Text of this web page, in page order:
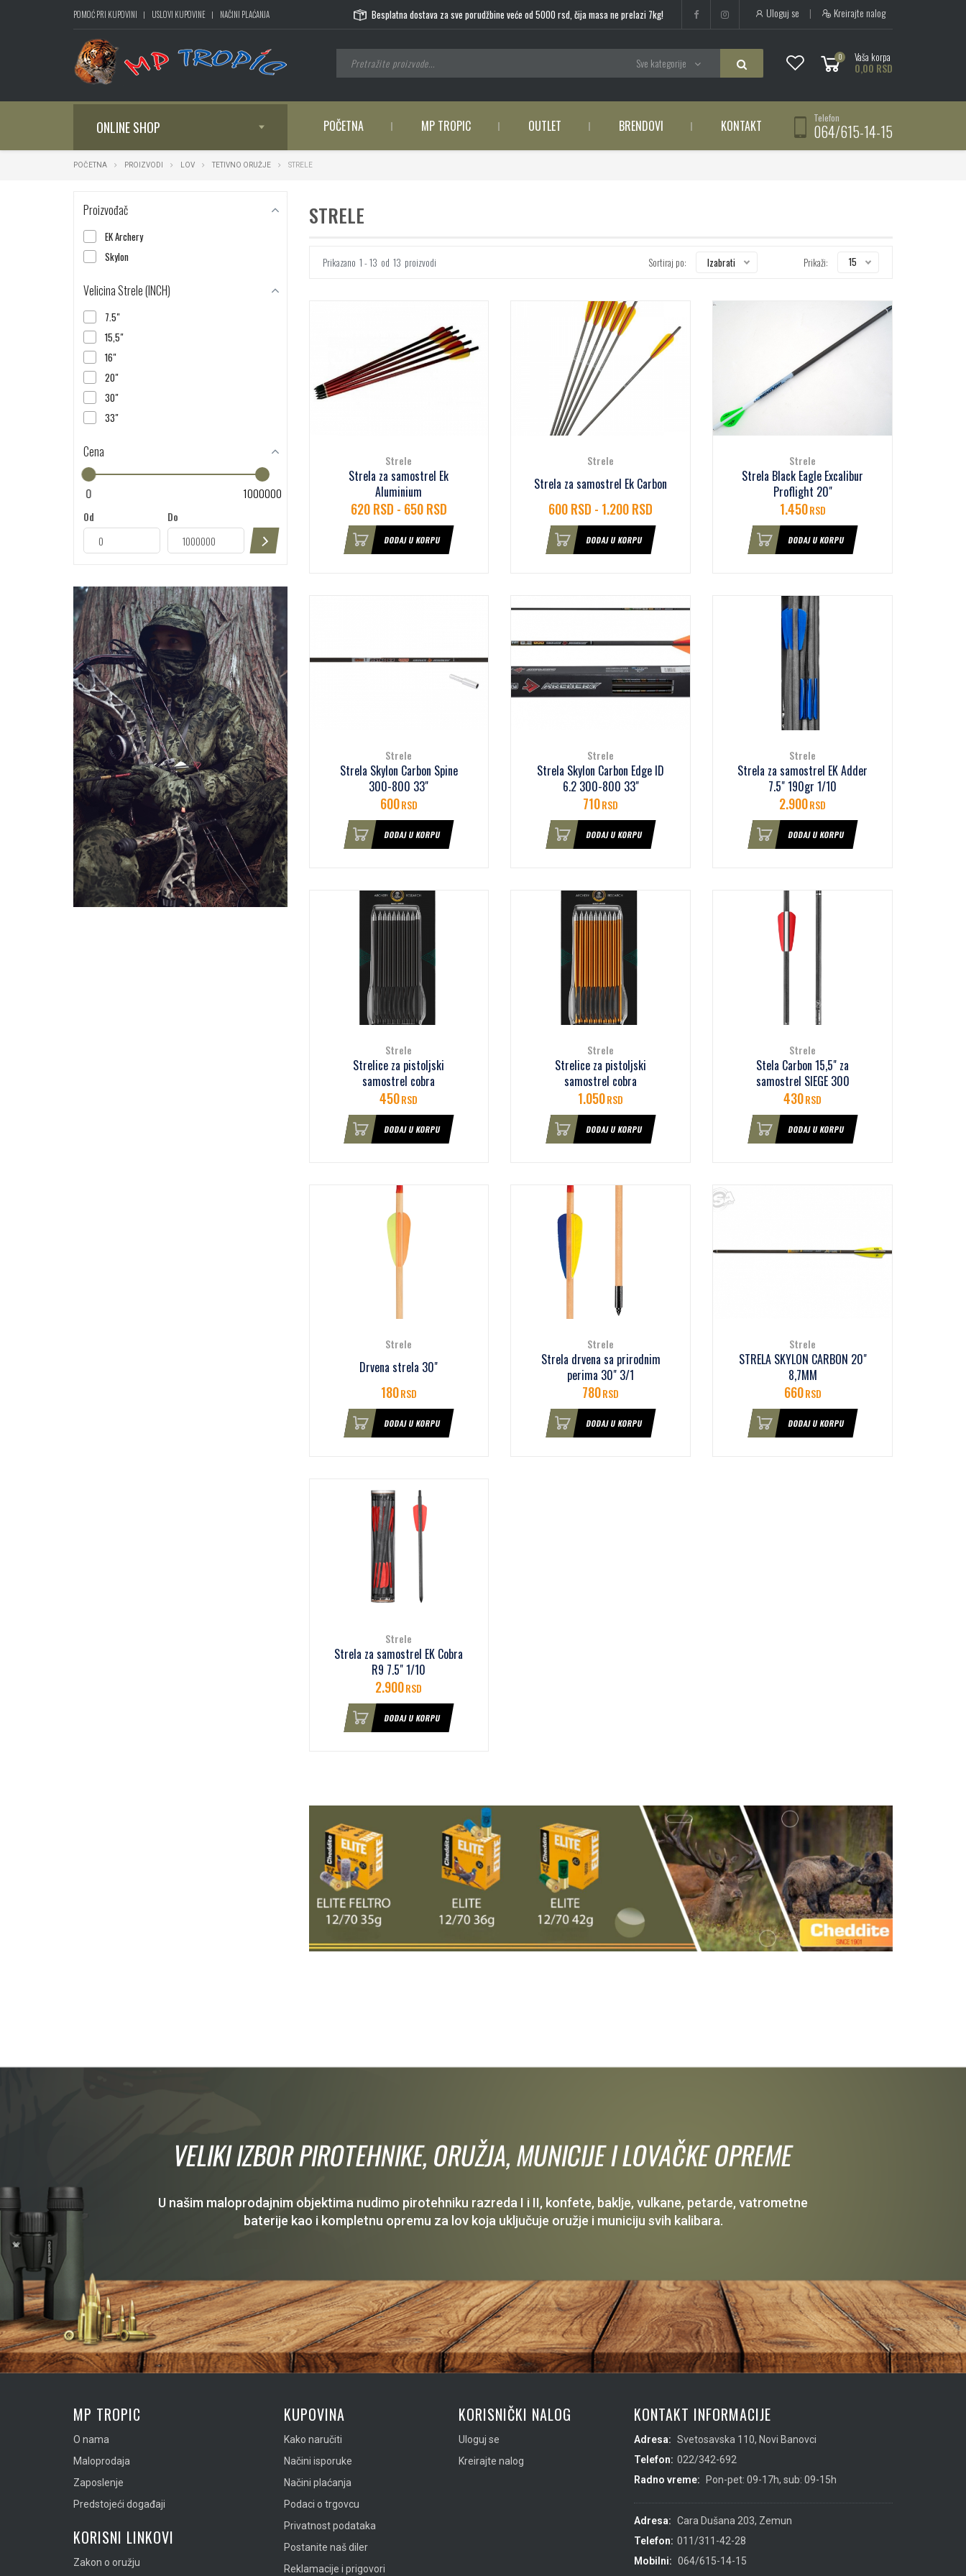
POMOĆ PRI KUPOVINI USLOVI KUPOVINE NAČINI PLAĆANJA Besplatna dostava za sve porudžbine veće od 5000 rsd, čija masa ne prelazi 7kg! Uloguj se | Kreirajte nalog
0 Vaša korpa
0,00 RSD
Sve kategorije
ONLINE SHOP POČETNA MP TROPIC OUTLET BRENDOVI KONTAKT Telefon
064/615-14-15
POČETNA PROIZVODI LOV TETIVNO ORUŽJE STRELE
Proizvođač
EK Archery
Skylon
Velicina Strele (INCH)
7.5"
15,5"
16"
20"
30"
33"
Cena
0 1000000
Od Do
STRELE
Prikazano 1 - 13 od 13 proizvodi Sortiraj po: Izabrati Prikaži: 15
Strele
Strela za samostrel Ek
Aluminium
620 RSD - 650 RSD
DODAJ U KORPU
Strele
Strela za samostrel Ek Carbon
600 RSD - 1.200 RSD
DODAJ U KORPU
Strele
Strela Black Eagle Excalibur
Proflight 20"
1.450RSD
DODAJ U KORPU
Strele
Strela Skylon Carbon Spine
300-800 33"
600RSD
DODAJ U KORPU
Strele
Strela Skylon Carbon Edge ID
6.2 300-800 33"
710RSD
DODAJ U KORPU
Strele
Strela za samostrel EK Adder
7.5" 190gr 1/10
2.900RSD
DODAJ U KORPU
Strele
Strelice za pistoljski
samostrel cobra
450RSD
DODAJ U KORPU
Strele
Strelice za pistoljski
samostrel cobra
1.050RSD
DODAJ U KORPU
Strele
Stela Carbon 15,5" za
samostrel SIEGE 300
430RSD
DODAJ U KORPU
Strele
Drvena strela 30"
180RSD
DODAJ U KORPU
Strele
Strela drvena sa prirodnim
perima 30" 3/1
780RSD
DODAJ U KORPU
Strele
STRELA SKYLON CARBON 20"
8,7MM
660RSD
DODAJ U KORPU
Strele
Strela za samostrel EK Cobra
R9 7.5" 1/10
2.900RSD
DODAJ U KORPU
VELIKI IZBOR PIROTEHNIKE, ORUŽJA, MUNICIJE I LOVAČKE OPREME
U našim maloprodajnim objektima nudimo pirotehniku razreda I i II, konfete, baklje, vulkane, petarde, vatrometne
baterije kao i kompletnu opremu za lov koja uključuje oružje i municiju svih kalibara.
MP TROPIC
O nama
Maloprodaja
Zaposlenje
Predstojeći događaji
KORISNI LINKOVI
Zakon o oružju
KUPOVINA
Kako naručiti
Načini isporuke
Načini plaćanja
Podaci o trgovcu
Privatnost podataka
Postanite naš diler
Reklamacije i prigovori
KORISNIČKI NALOG
Uloguj se
Kreirajte nalog
KONTAKT INFORMACIJE
Adresa: Svetosavska 110, Novi Banovci
Telefon: 022/342-692
Radno vreme:
Pon-pet: 09-17h, sub: 09-15h
Adresa: Cara Dušana 203, Zemun
Telefon: 011/311-42-28
Mobilni: 064/615-14-15